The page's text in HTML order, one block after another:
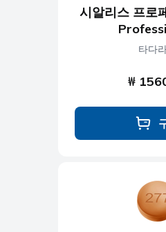
시알리스 프로
타다
₩